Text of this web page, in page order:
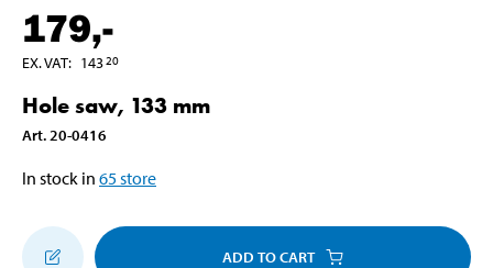
179,-
EX. VAT: 14320
Hole saw, 133 mm
Art. 20-0416
In stock in 65store
ADD TO CART